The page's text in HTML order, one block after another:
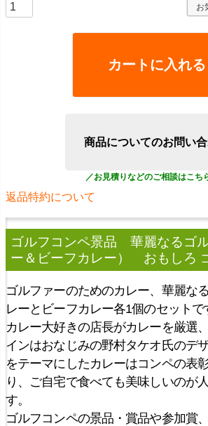
お
カートに入れる
商品についてのお問い
返品特約について
ゴルフコンペ景品 華麗なるゴ
ー＆ビーフカレー） おもしろ
ゴルファーのためのカレー、華麗な
レーとビーフカレー各1個のセットで
カレー大好きの店長がカレーを厳選
インはおなじみの野村タケオ氏のデ
をテーマにしたカレーはコンペの表
り、ご自宅で食べても美味しいのが
す。
ゴルフコンペの景品・賞品や参加賞